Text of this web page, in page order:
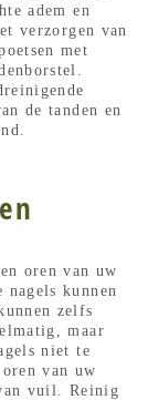
adem en
verzorgen van
met
de tanden en
oren van uw
kunnen
zelfs
maar
niet te
van uw
vuil. Reinig